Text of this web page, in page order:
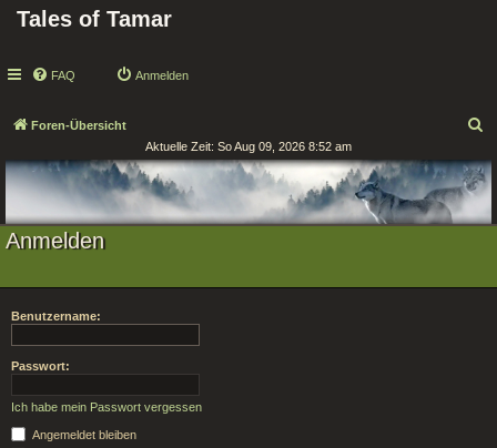
Tales of Tamar
FAQ Anmelden
Foren-Übersicht
c
e
Aktuelle Zeit: So Aug 09, 2026 8:52 am
Anmelden
Benutzername:
Passwort:
Ich habe mein Passwort vergessen
Angemeldet bleiben